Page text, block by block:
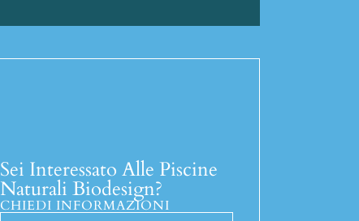
Sei Interessato Alle Piscine
Naturali Biodesign?
CHIEDI INFORMAZIONI